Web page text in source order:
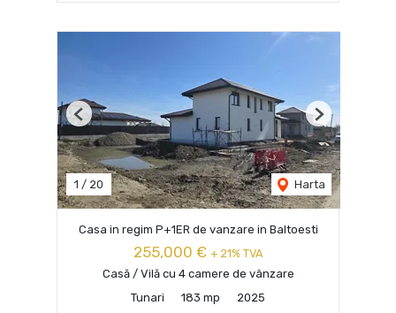
1 / 20 Harta
Previous Next
Casa in regim P+1ER de vanzare in Baltoesti
255,000 € + 21% TVA
Casă / Vilă cu 4 camere de vânzare
Tunari
183 mp 2025